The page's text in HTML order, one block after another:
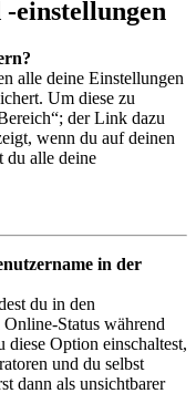
einstellungen
alle deine Einstellungen
Um diese zu
der Link dazu
wenn du auf deinen
du alle deine
in der
du in den
Status während
diese Option einschaltest,
und du selbst
dann als unsichtbarer